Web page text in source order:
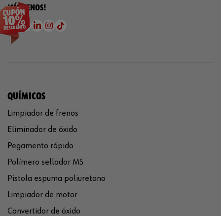
¡SÍGUENOS!
QUÍMICOS
Limpiador de frenos
Eliminador de óxido
Pegamento rápido
Polímero sellador MS
Pistola espuma poliuretano
Limpiador de motor
Convertidor de óxido